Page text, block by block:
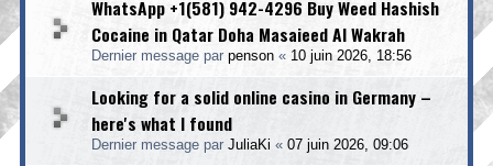
WhatsApp +1(581) 942-4296 Buy Weed Hashish
Cocaine in Qatar Doha Masaieed Al Wakrah
Dernier message par penson « 10 juin 2026, 18:56
Looking for a solid online casino in Germany –
here's what I found
Dernier message par JuliaKi « 07 juin 2026, 09:06